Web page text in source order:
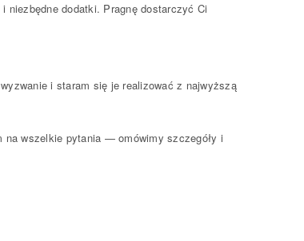
niezbędne dodatki. Pragnę dostarczyć Ci
i staram się je realizować z najwyższą
na wszelkie pytania — omówimy szczegóły i